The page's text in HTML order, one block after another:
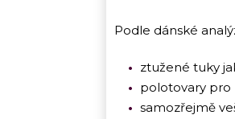
Podle dánské
ztužené tuky
polotovary pro
samozřejmě